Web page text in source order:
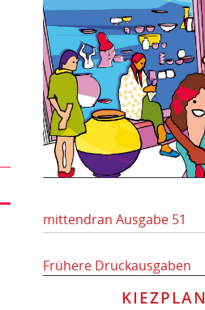
mittendran Ausgabe 51
Frühere Druckausgaben
KIEZPLAN